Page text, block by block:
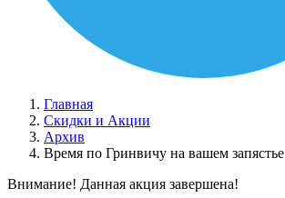
Главная
Скидки и Акции
Архив
Время по Гринвичу на вашем запястье
Внимание! Данная акция завершена!